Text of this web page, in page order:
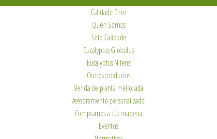
Calidade Ence
Quen Somos
Selo Calidade
Eucalyptus Globulus
Eucalyptus Nitens
Outros productos
Venda de planta mellorada
Asesoramento personalizado
Compramos a túa madeira
Eventos